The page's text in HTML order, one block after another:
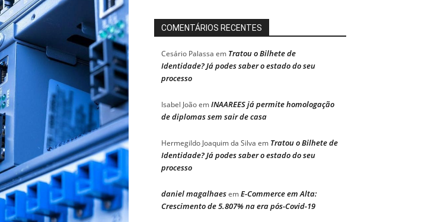
COMENTÁRIOS RECENTES
Cesário Palassa em Tratou o Bilhete de
Identidade? Já podes saber o estado do seu
processo
Isabel JoãoemINAAREES já permite homologação
de diplomas sem sair de casa
Hermegildo Joaquim da Silva em Tratou o Bilhete de
Identidade? Já podes saber o estado do seu
processo
daniel magalhaesemE-Commerce em Alta:
Crescimento de 5.807% na era pós-Covid-19